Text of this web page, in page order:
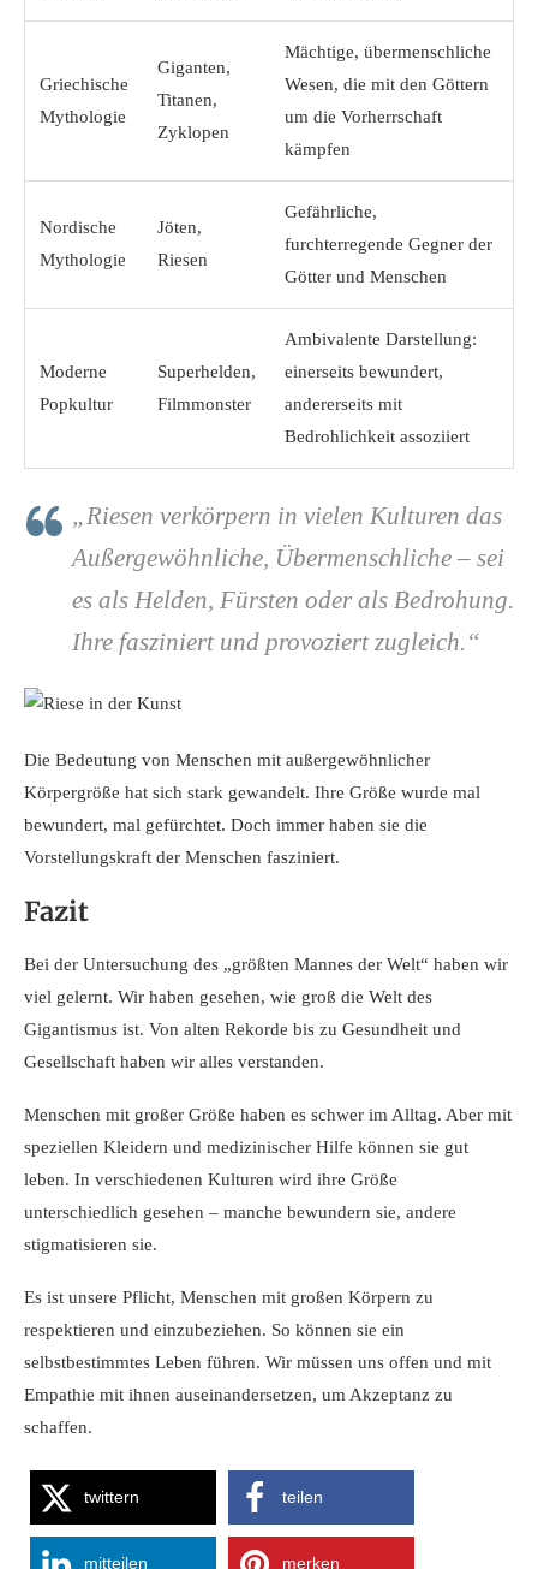
Griechische
Mythologie
Giganten,
Titanen,
Zyklopen
Mächtige, übermenschliche
Wesen, die mit den Göttern
um die Vorherrschaft
kämpfen
Nordische
Mythologie
Jöten,
Riesen
Gefährliche,
furchterregende Gegner der
Götter und Menschen
Moderne
Popkultur
Superhelden,
Filmmonster
Ambivalente Darstellung:
einerseits bewundert,
andererseits mit
Bedrohlichkeit assoziiert
„Riesen verkörpern in vielen Kulturen das
Außergewöhnliche, Übermenschliche – sei
es als Helden, Fürsten oder als Bedrohung.
Ihre fasziniert und provoziert zugleich.“
Die Bedeutung von Menschen mit außergewöhnlicher
Körpergröße hat sich stark gewandelt. Ihre Größe wurde mal
bewundert, mal gefürchtet. Doch immer haben sie die
Vorstellungskraft der Menschen fasziniert.
Fazit
Bei der Untersuchung des „größten Mannes der Welt“ haben wir
viel gelernt. Wir haben gesehen, wie groß die Welt des
Gigantismus ist. Von alten Rekorde bis zu Gesundheit und
Gesellschaft haben wir alles verstanden.
Menschen mit großer Größe haben es schwer im Alltag. Aber mit
speziellen Kleidern und medizinischer Hilfe können sie gut
leben. In verschiedenen Kulturen wird ihre Größe
unterschiedlich gesehen – manche bewundern sie, andere
stigmatisieren sie.
Es ist unsere Pflicht, Menschen mit großen Körpern zu
respektieren und einzubeziehen. So können sie ein
selbstbestimmtes Leben führen. Wir müssen uns offen und mit
Empathie mit ihnen auseinandersetzen, um Akzeptanz zu
schaffen.
twittern teilen
mitteilen merken